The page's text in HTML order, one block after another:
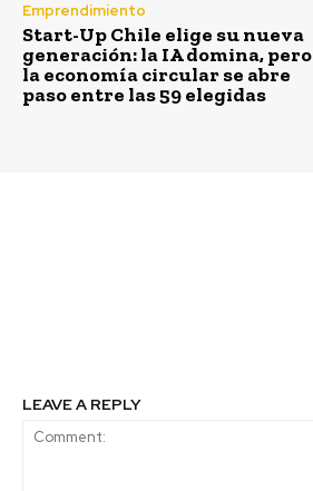
Emprendimiento
Start-Up Chile elige su nueva
generación: la IA domina, pero
la economía circular se abre
paso entre las 59 elegidas
LEAVE A REPLY